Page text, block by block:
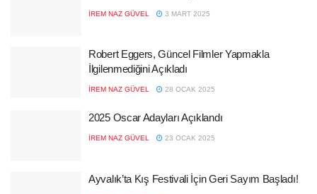
İREM NAZ GÜVEL 3 MART 2025
Robert Eggers, Güncel Filmler Yapmakla
İlgilenmediğini Açıkladı
İREM NAZ GÜVEL 28 OCAK 2025
2025 Oscar Adayları Açıklandı
İREM NAZ GÜVEL 23 OCAK 2025
Ayvalık’ta Kış Festivali İçin Geri Sayım Başladı!